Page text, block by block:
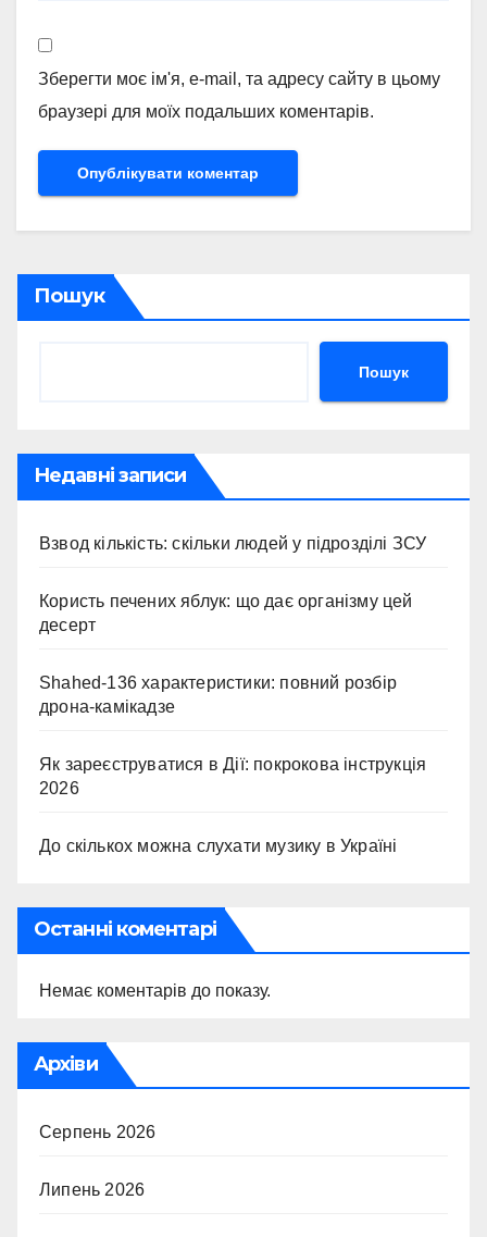
Зберегти моє ім'я, e-mail, та адресу сайту в цьому
браузері для моїх подальших коментарів.
Пошук
Пошук
Недавні записи
Взвод кількість: скільки людей у підрозділі ЗСУ
Користь печених яблук: що дає організму цей
десерт
Shahed-136 характеристики: повний розбір
дрона-камікадзе
Як зареєструватися в Дії: покрокова інструкція
2026
До скількох можна слухати музику в Україні
Останні коментарі
Немає коментарів до показу.
Архіви
Серпень 2026
Липень 2026